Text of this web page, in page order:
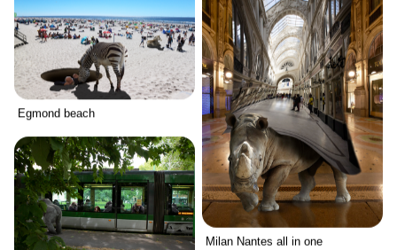
Milan Nantes all in one
Egmond beach